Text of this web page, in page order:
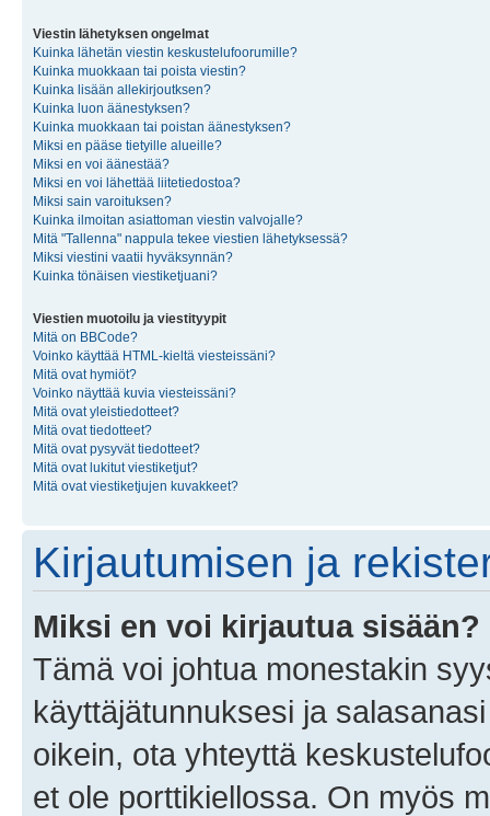
Viestin lähetyksen ongelmat
Kuinka lähetän viestin keskustelufoorumille?
Kuinka muokkaan tai poista viestin?
Kuinka lisään allekirjoutksen?
Kuinka luon äänestyksen?
Kuinka muokkaan tai poistan äänestyksen?
Miksi en pääse tietyille alueille?
Miksi en voi äänestää?
Miksi en voi lähettää liitetiedostoa?
Miksi sain varoituksen?
Kuinka ilmoitan asiattoman viestin valvojalle?
Mitä "Tallenna" nappula tekee viestien lähetyksessä?
Miksi viestini vaatii hyväksynnän?
Kuinka tönäisen viestiketjuani?
Viestien muotoilu ja viestityypit
Mitä on BBCode?
Voinko käyttää HTML-kieltä viesteissäni?
Mitä ovat hymiöt?
Voinko näyttää kuvia viesteissäni?
Mitä ovat yleistiedotteet?
Mitä ovat tiedotteet?
Mitä ovat pysyvät tiedotteet?
Mitä ovat lukitut viestiketjut?
Mitä ovat viestiketjujen kuvakkeet?
Kirjautumisen ja
Miksi en voi kirjautua sisään?
Tämä voi johtua monestakin
käyttäjätunnuksesi ja
oikein, ota yhteyttä
et ole porttikiellossa. On myös